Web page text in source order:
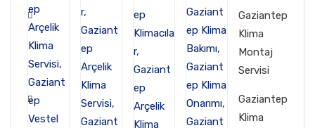
Gaziantep
Klima
Montaj
Servisi
Gaziantep
Klima